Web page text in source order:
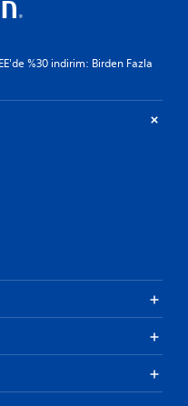
%30 indirim: Birden Fazla